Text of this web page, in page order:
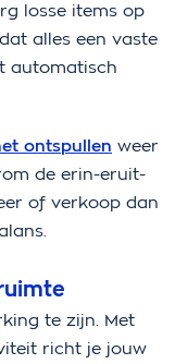
losse items op
alles een vaste
automatisch
ontspullen weer
de erin-eruit-
of verkoop dan
te zijn. Met
richt je jouw